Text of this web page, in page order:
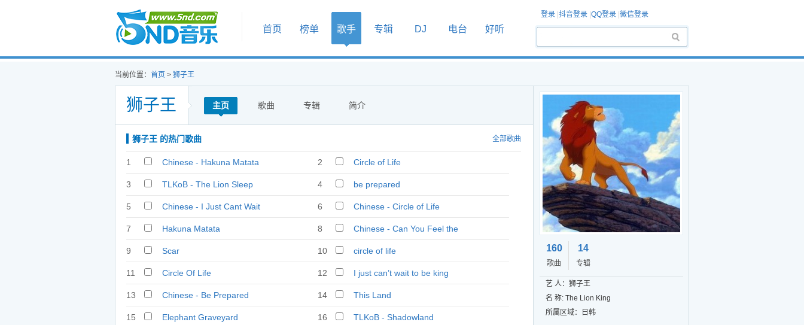
首页
首页 榜单 歌手 专辑 DJ 电台 好听
登录 抖音登录 QQ登录 微信登录
当前位置： 首页 > 狮子王
狮子王 主页 歌曲 专辑 简介
狮子王 的热门歌曲 全部歌曲
1 Chinese - Hakuna Matata 2 Circle of Life
3
TLKoB - The Lion Sleep
4 be prepared
5
Chinese - I Just Cant Wait
6 Chinese - Circle of Life
7 Hakuna Matata 8
Chinese - Can You Feel the
9
Scar 10 circle of life
11 Circle Of Life 12 I just can’t wait to be king
13 Chinese - Be Prepared 14 This Land
15 Elephant Graveyard 16 TLKoB - Shadowland
160
歌曲
14
专辑
艺 人：狮子王
名 称: The Lion King
所属区域：日韩